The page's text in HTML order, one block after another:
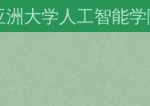
洲大学人工智能